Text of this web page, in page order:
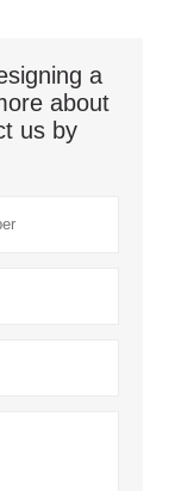
a
about
us by